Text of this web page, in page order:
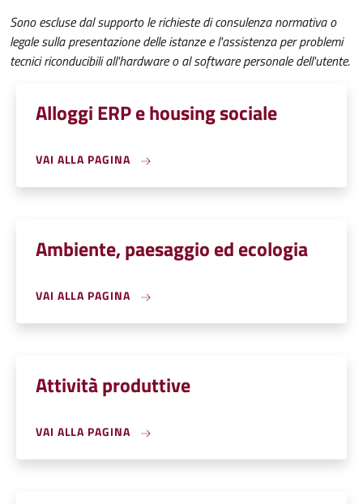
Sono escluse dal supporto le richieste di consulenza normativa o
legale sulla presentazione delle istanze e l'assistenza per problemi
tecnici riconducibili all'hardware o al software personale dell'utente.
Alloggi ERP e housing sociale
VAI ALLA PAGINA
Ambiente, paesaggio ed ecologia
VAI ALLA PAGINA
Attività produttive
VAI ALLA PAGINA